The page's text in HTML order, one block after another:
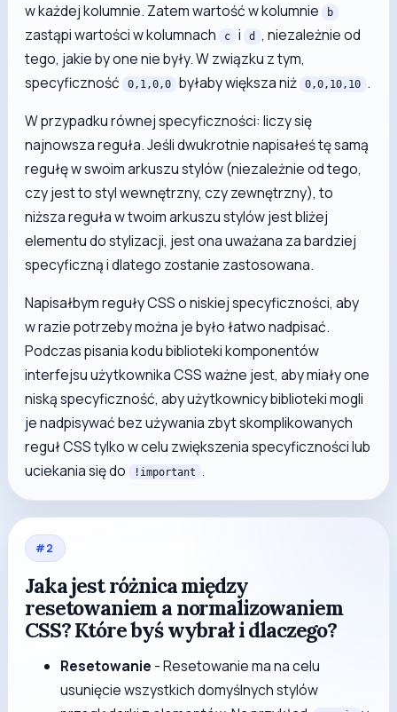
w każdej kolumnie. Zatem wartość w kolumnie
b
zastąpi wartości w kolumnach c i d
, niezależnie od
tego, jakie by one nie były. W związku z tym,
specyficzność
0,1,0,0 byłaby większa niż 0,0,10,10 .
W przypadku równej specyficzności: liczy się
najnowsza reguła. Jeśli dwukrotnie napisałeś tę samą
regułę w swoim arkuszu stylów (niezależnie od tego,
czy jest to styl wewnętrzny, czy zewnętrzny), to
niższa reguła w twoim arkuszu stylów jest bliżej
elementu do stylizacji, jest ona uważana za bardziej
specyficzną i dlatego zostanie zastosowana.
Napisałbym reguły CSS o niskiej specyficzności, aby
w razie potrzeby można je było łatwo nadpisać.
Podczas pisania kodu biblioteki komponentów
interfejsu użytkownika CSS ważne jest, aby miały one
niską specyficzność, aby użytkownicy biblioteki mogli
je nadpisywać bez używania zbyt skomplikowanych
reguł CSS tylko w celu zwiększenia specyficzności lub
uciekania się do
!important .
#2
Jaka jest różnica między
resetowaniem a normalizowaniem
CSS? Które byś wybrał i dlaczego?
Resetowanie - Resetowanie ma na celu
usunięcie wszystkich domyślnych stylów